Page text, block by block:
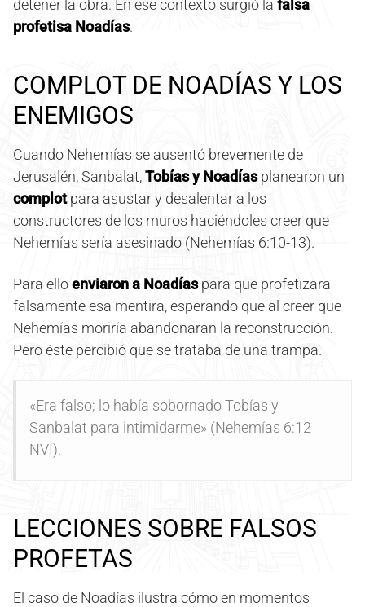
detener la obra. En ese contexto surgió la falsa
profetisa Noadías.
COMPLOT DE NOADÍAS Y LOS
ENEMIGOS
Cuando Nehemías se ausentó brevemente de
Jerusalén, Sanbalat,Tobías y Noadíasplanearon un
complotpara asustar y desalentar a los
constructores de los muros haciéndoles creer que
Nehemías sería asesinado (Nehemías 6:10-13).
Para elloenviaron a Noadíaspara que profetizara
falsamente esa mentira, esperando que al creer que
Nehemías moriría abandonaran la reconstrucción.
Pero éste percibió que se trataba de una trampa.
«Era falso; lo había sobornado Tobías y
Sanbalat para intimidarme» (Nehemías 6:12
NVI).
LECCIONES SOBRE FALSOS
PROFETAS
El caso de Noadías ilustra cómo en momentos